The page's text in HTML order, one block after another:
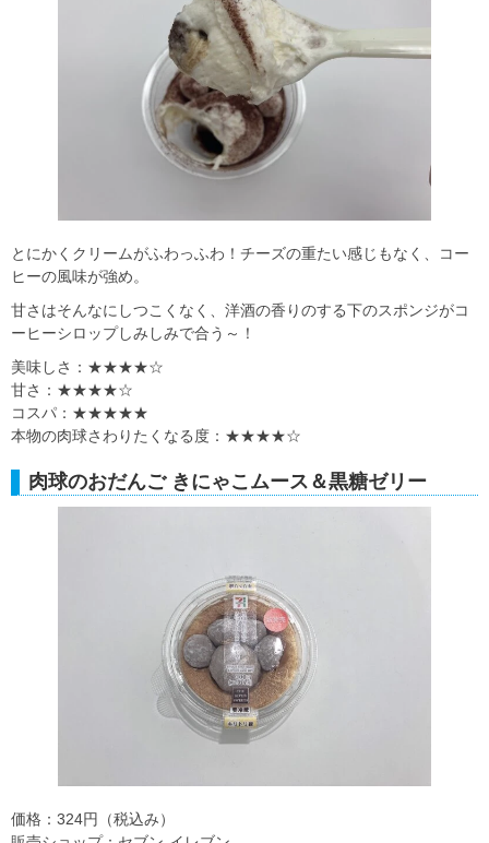
とにかくクリームがふわっふわ！チーズの重たい感じもなく、コー
ヒーの風味が強め。
甘さはそんなにしつこくなく、洋酒の香りのする下のスポンジがコ
ーヒーシロップしみしみで合う～！
美味しさ：★★★★☆
甘さ：★★★★☆
コスパ：★★★★★
本物の肉球さわりたくなる度：★★★★☆
肉球のおだんご きにゃこムース＆黒糖ゼリー
価格：324円（税込み）